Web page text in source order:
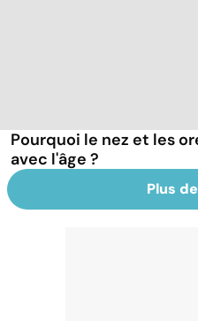
Pourquoi le nez et les
avec l'âge ?
Plus